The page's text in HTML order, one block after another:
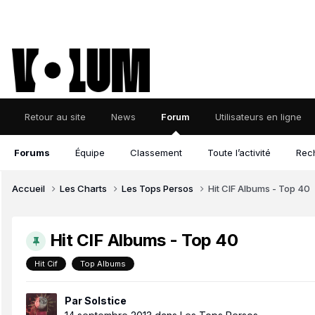
Retour au site News Forum
Forums Équipe Classement Toute l’activité
Utilisateurs en ligne
Accueil Les Charts Les Tops Persos Hit CIF Albums - Top 40
Hit CIF Albums - Top 40
Hit Cif Top Albums
ParSolstice